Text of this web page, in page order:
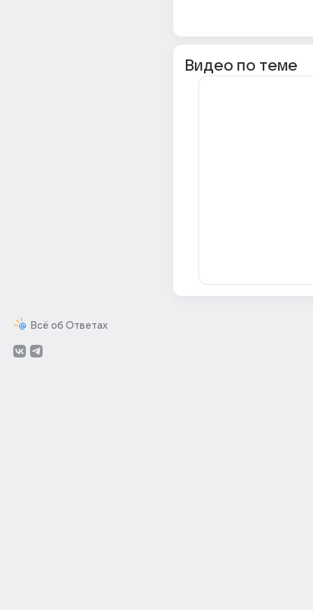
Всё об Ответах
Видео по теме